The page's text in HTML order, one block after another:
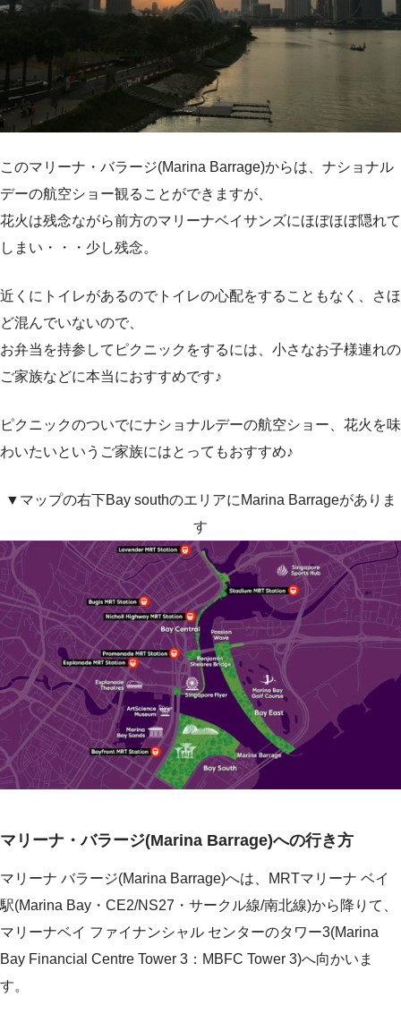
このマリーナ・バラージ(Marina Barrage)からは、ナショナル
デーの航空ショー観ることができますが、
花火は残念ながら前方のマリーナベイサンズにほぼほぼ隠れて
しまい・・・少し残念。
近くにトイレがあるのでトイレの心配をすることもなく、さほ
ど混んでいないので、
お弁当を持参してピクニックをするには、小さなお子様連れの
ご家族などに本当におすすめです♪
ピクニックのついでにナショナルデーの航空ショー、花火を味
わいたいというご家族にはとってもおすすめ♪
▼マップの右下Bay southのエリアにMarina Barrageがありま
す
マリーナ・バラージ(Marina Barrage)への行き方
マリーナ バラージ(Marina Barrage)へは、MRTマリーナ ベイ
駅(Marina Bay・CE2/NS27・サークル線/南北線)から降りて、
マリーナベイ ファイナンシャル センターのタワー3(Marina
Bay Financial Centre Tower 3：MBFC Tower 3)へ向かいま
す。